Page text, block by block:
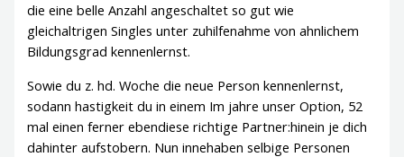
die eine belle Anzahl angeschaltet so gut wie
gleichaltrigen Singles unter zuhilfenahme von ahnlichem
Bildungsgrad kennenlernst.
Sowie du z. hd. Woche die neue Person kennenlernst,
sodann hastigkeit du in einem Im jahre unser Option, 52
mal einen ferner ebendiese richtige Partner:hinein je dich
dahinter aufstobern. Nun innehaben selbige Personen